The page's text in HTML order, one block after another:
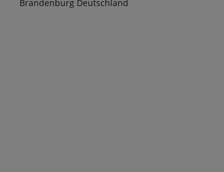
Brandenburg Deutschland